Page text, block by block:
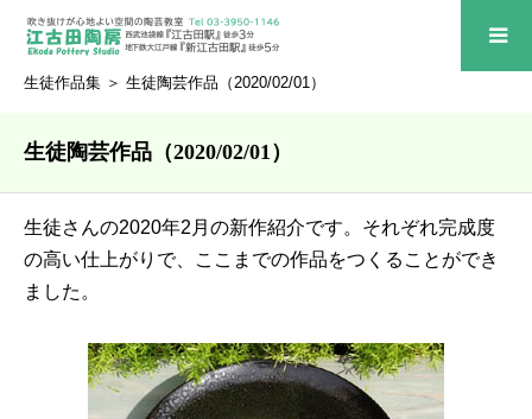
生徒作品集 ＞ 生徒陶芸作品（2020/02/01）
生徒陶芸作品（2020/02/01）
生徒さんの2020年2月の新作紹介です。それぞれ完成度
の高い仕上がりで、ここまでの作品をつくることができ
ました。